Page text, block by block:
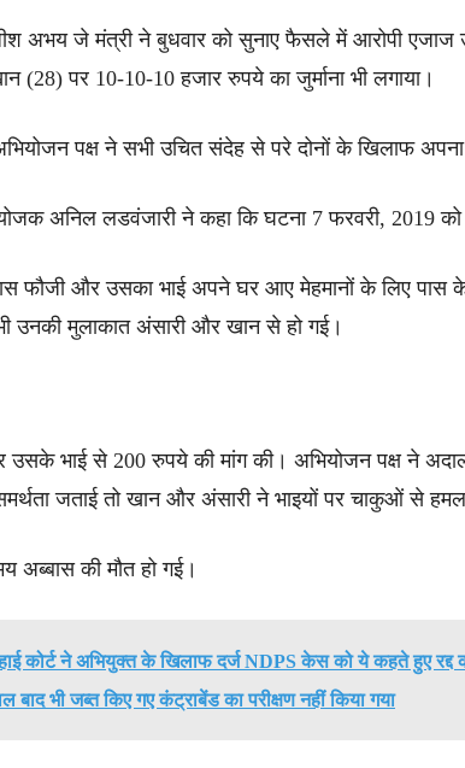
अभय जे मंत्री ने बुधवार को सुनाए फैसले में आरोपी एजाज
(28) पर 10-10-10 हजार रुपये का जुर्माना भी लगाया।
पक्ष ने सभी उचित संदेह से परे दोनों के खिलाफ अपना
अनिल लडवंजारी ने कहा कि घटना 7 फरवरी, 2019 को
फौजी और उसका भाई अपने घर आए मेहमानों के लिए पास
उनकी मुलाकात अंसारी और खान से हो गई।
उसके भाई से 200 रुपये की मांग की। अभियोजन पक्ष ने
जताई तो खान और अंसारी ने भाइयों पर चाकुओं से
अब्बास की मौत हो गई।
कोर्ट ने अभियुक्त के खिलाफ दर्ज NDPS केस को ये कहते हुए रद्द
बाद भी जब्त किए गए कंट्राबेंड का परीक्षण नहीं किया गया